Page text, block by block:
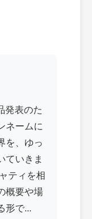
発表のた
ネームに
を、ゆっ
ていきま
ティを相
概要や場
形で...